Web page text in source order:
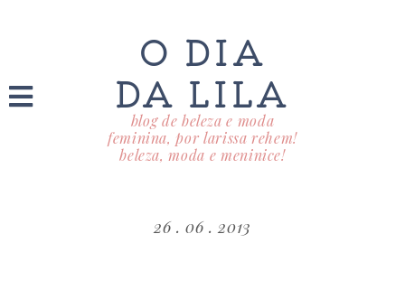
O DIA
DA LILA
blog de beleza e moda
feminina, por larissa rehem!
beleza, moda e meninice!
26 . 06 . 2013